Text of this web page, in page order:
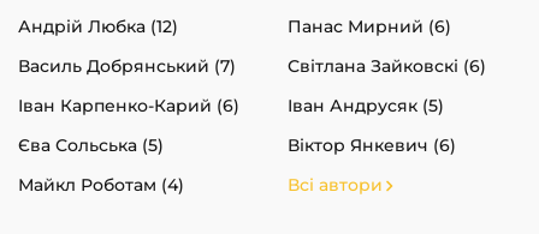
Андрій Любка (12)
Панас Мирний (6)
Василь Добрянський (7)
Світлана Зайковскі (6)
Іван Карпенко-Карий (6)
Іван Андрусяк (5)
Єва Сольська (5)
Віктор Янкевич (6)
Майкл Роботам (4)
Всі автори